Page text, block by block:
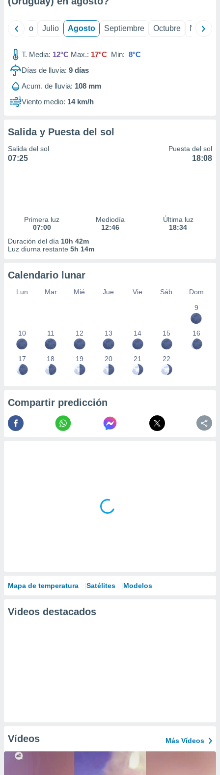
mediante
publicidad
publicidad
1199
Junio Julio Agosto Septiembre Octubre
T. Media: 12°C Max.: 17°C Min: 8°C
Días de lluvia: 9 días
Acum. de lluvia: 108 mm
Viento medio: 14 km/h
Salida y Puesta del sol
Salida del sol
07:25
Puesta del sol
18:08
Primera luz
07:00
Mediodía
12:46
Última luz
18:34
Duración del día 10h 42m
Luz diurna restante 5h 14m
Calendario lunar
Lun Mar Mié Jue Vie Sáb
Dom
9
10 11 12 13 14 15 16
17 18 19 20 21 22
Compartir predicción
Mapa de temperatura Satélites Modelos
Videos destacados
Vídeos Más Vídeos